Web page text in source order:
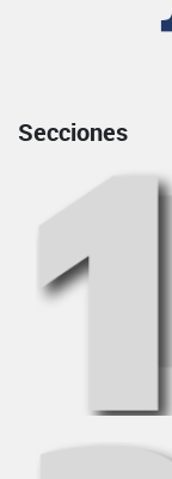
Secciones